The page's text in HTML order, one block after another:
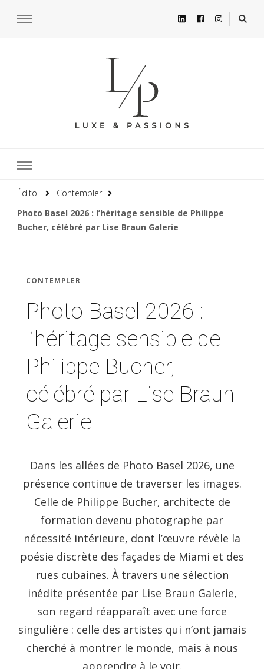
Édito
Contempler
Photo Basel 2026 : l’héritage sensible de Philippe
Bucher, célébré par Lise Braun Galerie
CONTEMPLER
Photo Basel 2026 :
l’héritage sensible de
Philippe Bucher,
célébré par Lise Braun
Galerie
Dans les allées de Photo Basel 2026, une
présence continue de traverser les images.
Celle de Philippe Bucher, architecte de
formation devenu photographe par
nécessité intérieure, dont l’œuvre révèle la
poésie discrète des façades de Miami et des
rues cubaines. À travers une sélection
inédite présentée par Lise Braun Galerie,
son regard réapparaît avec une force
singulière : celle des artistes qui n’ont jamais
cherché à montrer le monde, mais à nous
apprendre à le voir.